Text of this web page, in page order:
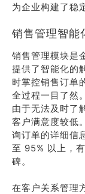
为企业构建了稳
销售管理智能
销售管理模块是
提供了智能化的
时掌控销售订单
全过程一目了然
由于无法及时了
客户满意度较低
询订单的详细信
至 95% 以上，
碑。
在客户关系管理